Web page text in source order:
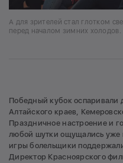
А для зрителей стал глотком
перед началом зимних холодов.
Победный кубок оспаривали
Алтайского краев,
Праздничное настроение и
любой шутки ощущались уже
игры болельщики
Директор Красноярского